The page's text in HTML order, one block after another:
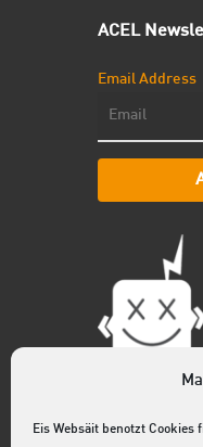
Eis Websäit benotzt
ACEL
Email Address